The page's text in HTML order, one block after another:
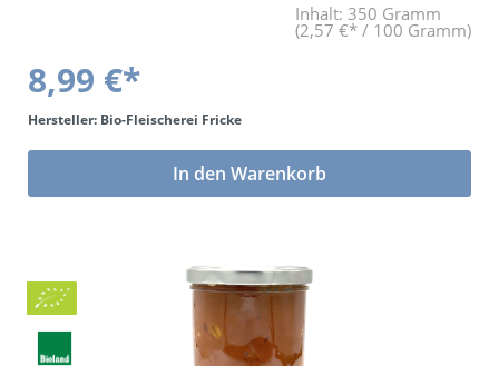
Inhalt: 350 Gramm
(2,57 €* / 100 Gramm)
8,99 €*
Hersteller: Bio-Fleischerei Fricke
In den Warenkorb
Bio
BLa